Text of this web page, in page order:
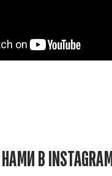
В INSTAGRAM